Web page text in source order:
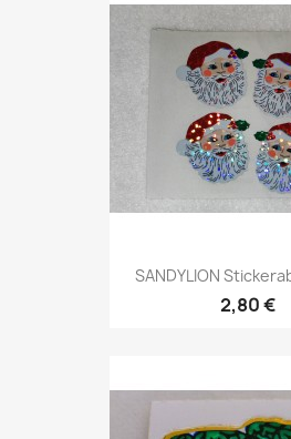
SANDYLION
2,80 €